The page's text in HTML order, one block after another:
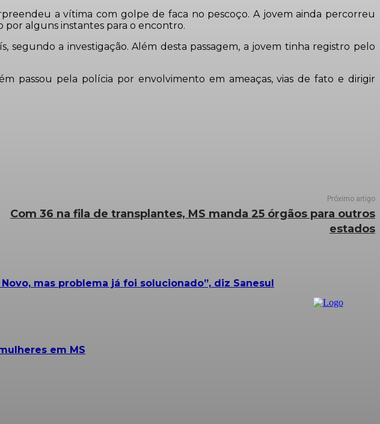
a vítima com golpe de faca no pescoço. A jovem ainda percorreu
por alguns instantes para o encontro.
segundo a investigação. Além desta passagem, a jovem tinha registro pelo
passou pela polícia por envolvimento em ameaças, vias de fato e dirigir
Próximo artigo
Com 36 na fila de transplantes, MS manda 25 órgãos para outros
estados
mas problema já foi solucionado”, diz Sanesul
em MS